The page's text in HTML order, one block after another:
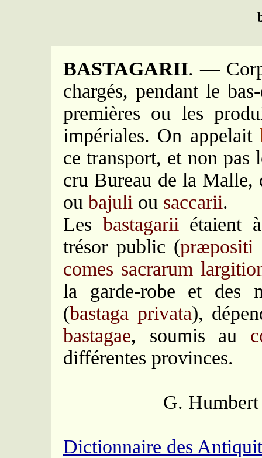
BASTAGARII. —
chargés, pendant le
premières ou les
impériales. On appelait
ce transport, et non pas
cru Bureau de la
ou bajuli ou saccarii.
Les bastagarii étaient
trésor public (præpositi
comes sacrarum
la garde-robe et des
(bastaga privata),
bastagae, soumis au
différentes provinces.
G. Humbert
Dictionnaire des